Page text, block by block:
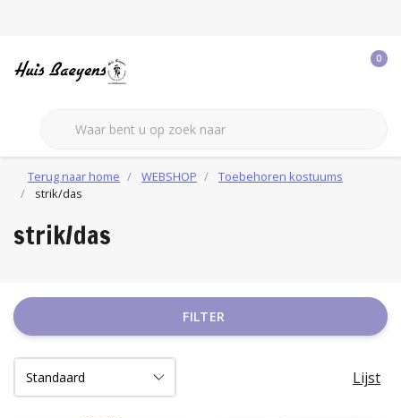
0
Terug naar home WEBSHOP
Toebehoren kostuums
strik/das
strik/das
FILTER
Lijst